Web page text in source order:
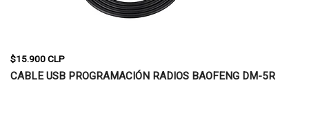
$15.900 CLP
CABLE USB PROGRAMACIÓN RADIOS BAOFENG DM-5R